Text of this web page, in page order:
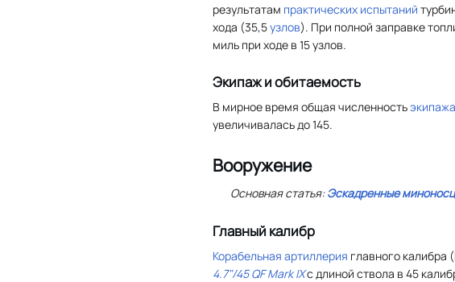
результатам практических испытаний
хода (35,5узлов). При полной заправке
миль при ходе в 15 узлов.
Экипаж и обитаемость
В мирное время общая численностьэкипажа
увеличивалась до 145.
Вооружение
Основная статья:Эскадренные
Главный калибр
Корабельная артиллерия главного калибра
4.7"/45 QF Mark IXс длиной ствола в 45